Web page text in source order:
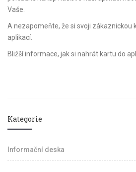
Vaše.
A nezapomeňte, že si svoji zákaznickou
aplikací.
Bližší informace, jak si nahrát kartu do
Kategorie
Informační deska